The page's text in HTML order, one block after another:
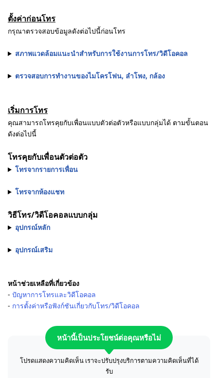
ตั้งค่าก่อนโทร
กรุณาตรวจสอบข้อมูลดังต่อไปนี้ก่อนโทร
สภาพแวดล้อมแนะนำสำหรับการใช้งานการโทร/วิดีโอคอล
ตรวจสอบการทำงานของไมโครโฟน, ลำโพง, กล้อง
เริ่มการโทร
คุณสามารถโทรคุยกับเพื่อนแบบตัวต่อตัวหรือแบบกลุ่มได้ ตามขั้นตอน
ดังต่อไปนี้
โทรคุยกับเพื่อนตัวต่อตัว
โทรจากรายการเพื่อน
โทรจากห้องแชท
วิธีโทร/วิดีโอคอลแบบกลุ่ม
อุปกรณ์หลัก
อุปกรณ์เสริม
หน้าช่วยเหลือที่เกี่ยวข้อง
- ปัญหาการโทรและวิดีโอคอล
- การตั้งค่าหรือฟังก์ชันเกี่ยวกับโทร/วิดีโอคอล
หน้านี้เป็นประโยชน์ต่อคุณหรือไม่
โปรดแสดงความคิดเห็น เราจะปรับปรุงบริการตามความคิดเห็นที่ได้
รับ